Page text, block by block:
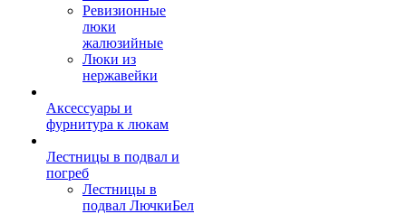
Ревизионные
люки
жалюзийные
Люки из
нержавейки
Аксессуары и
фурнитура к люкам
Лестницы в подвал и
погреб
Лестницы в
подвал ЛючкиБел